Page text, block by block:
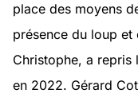
place des moyens
présence du loup et
Christophe, a repris
en 2022. Gérard